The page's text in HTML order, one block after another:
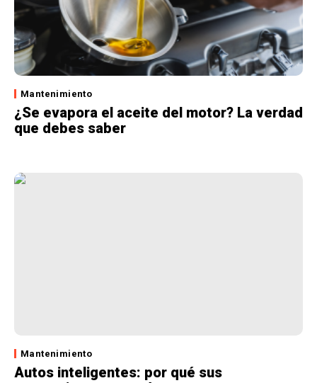
Mantenimiento
¿Se evapora el aceite del motor? La verdad
que debes saber
Mantenimiento
Autos inteligentes: por qué sus